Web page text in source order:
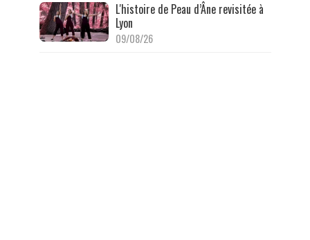
L'histoire de Peau d’Âne revisitée à
Lyon
09/08/26